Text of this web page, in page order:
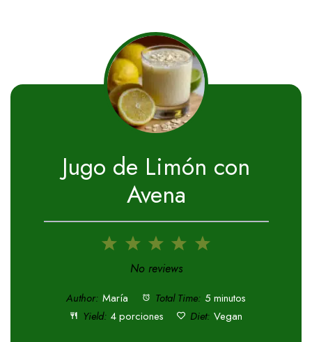
Jugo de Limón con
Avena
5
4
3
Stars
2
Stars
1
Star
No reviews
Author: María Total Time: 5 minutos
Yield: 4 porciones Diet: Vegan